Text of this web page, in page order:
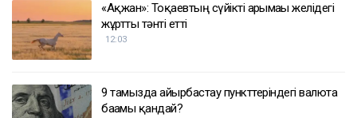
«Ақжан»: Тоқаевтың сүйікті арғымағы желідегі
жұртты тәнті етті
12:03
9 тамызда айырбастау пункттеріндегі валюта
бағамы қандай?